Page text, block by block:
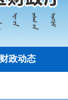
财政动态